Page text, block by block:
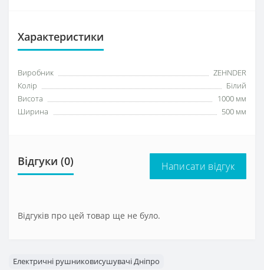
Характеристики
Виробник
ZEHNDER
Колір
Білий
Висота
1000 мм
Ширина
500 мм
Відгуки (0) Написати відгук
Відгуків про цей товар ще не було.
Електричні рушниковисушувачі Дніпро